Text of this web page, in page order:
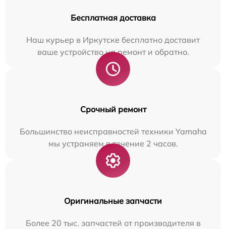
Бесплатная доставка
Наш курьер в Иркутске бесплатно доставит
ваше устройство на ремонт и обратно.
Срочный ремонт
Большинство неисправностей техники Yamaha
мы устраняем в течение 2 часов.
Оригинальные запчасти
Более 20 тыс. запчастей от производителя в